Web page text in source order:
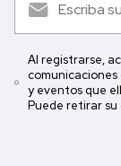
Al registrarse,
comunicaciones
y eventos que
Puede retirar